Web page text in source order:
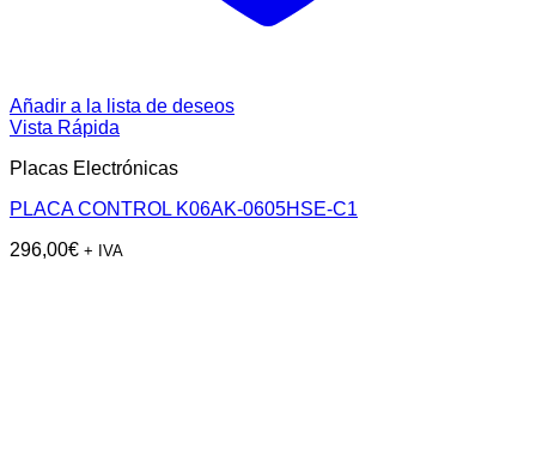
Añadir a la lista de deseos
Vista Rápida
Placas Electrónicas
PLACA CONTROL K06AK-0605HSE-C1
296,00€ + IVA